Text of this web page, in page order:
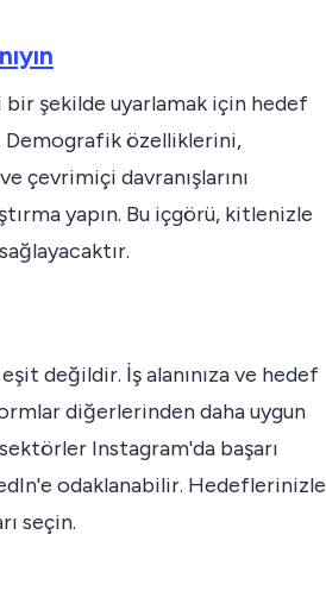
bir şekilde uyarlamak için hedef
Demografik özelliklerini,
çevrimiçi davranışlarını
yapın. Bu içgörü, kitlenizle
değildir. İş alanınıza ve hedef
diğerlerinden daha uygun
Instagram'da başarı
odaklanabilir. Hedeflerinizle
seçin.